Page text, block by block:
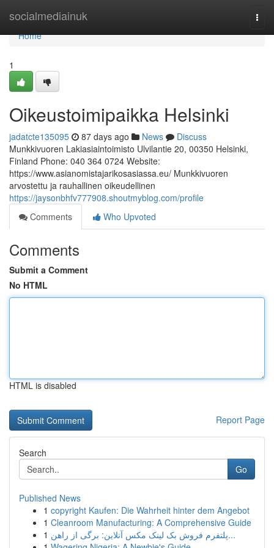
socialmediainuk
Home
Home
1
Oikeustoimipaikka Helsinki
jadatcte135095 87 days ago News
Discuss
Munkkivuoren Lakiasiaintoimisto Ulvilantie 20, 00350 Helsinki,
Finland Phone: 040 364 0724 Website:
https://www.asianomistajarikosasiassa.eu/ Munkkivuoren
arvostettu ja rauhallinen oikeudellinen
https://jaysonbhfv777908.shoutmyblog.com/profile
Comments
Who Upvoted
Comments
Submit a Comment
No HTML
HTML is disabled
Report Page
Search
Go
Published News
1 copyright Kaufen: Die Wahrheit hinter dem Angebot
1 Cleanroom Manufacturing: A Comprehensive Guide
1
پلتفرم فروش بک لینک مکس آنلاین: برگی از راهن...